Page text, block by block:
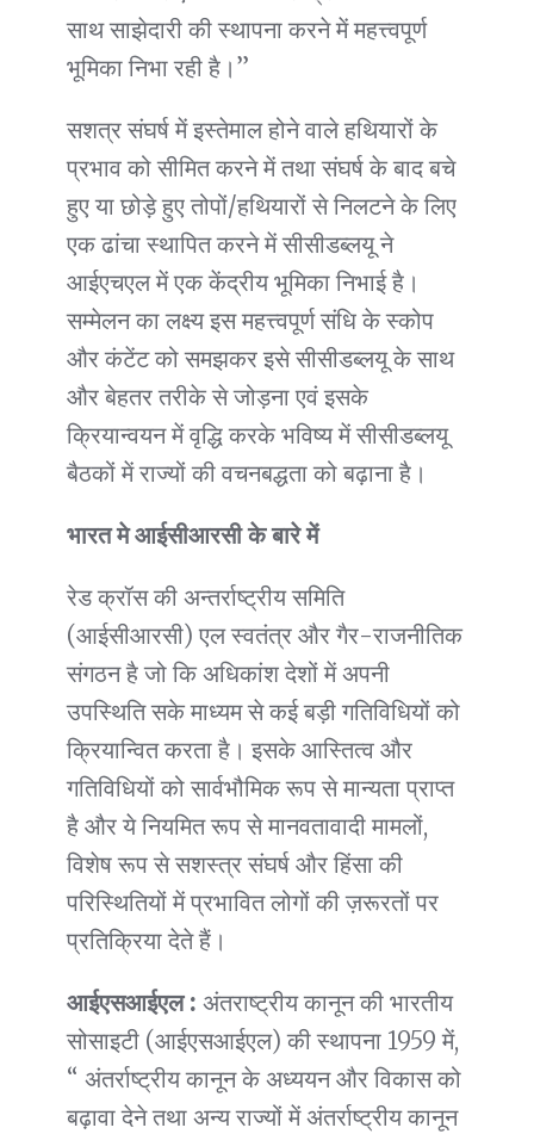
साथ साझेदारी की स्थापना करने में महत्त्वपूर्ण
भूमिका निभा रही है।”
सशत्र संघर्ष में इस्तेमाल होने वाले हथियारों के
प्रभाव को सीमित करने में तथा संघर्ष के बाद बचे
हुए या छोड़े हुए तोपों/हथियारों से निलटने के लिए
एक ढांचा स्थापित करने में सीसीडब्लयू ने
आईएचएल में एक केंद्रीय भूमिका निभाई है।
सम्मेलन का लक्ष्य इस महत्त्वपूर्ण संधि के स्कोप
और कंटेंट को समझकर इसे सीसीडब्लयू के साथ
और बेहतर तरीके से जोड़ना एवं इसके
क्रियान्वयन में वृद्धि करके भविष्य में सीसीडब्लयू
बैठकों में राज्यों की वचनबद्धता को बढ़ाना है।
भारत मे आईसीआरसी के बारे में
रेड क्रॉस की अन्तर्राष्ट्रीय समिति
(आईसीआरसी) एल स्वतंत्र और गैर-राजनीतिक
संगठन है जो कि अधिकांश देशों में अपनी
उपस्थिति सके माध्यम से कई बड़ी गतिविधियों को
क्रियान्वित करता है। इसके आस्तित्व और
गतिविधियों को सार्वभौमिक रूप से मान्यता प्राप्त
है और ये नियमित रूप से मानवतावादी मामलों,
विशेष रूप से सशस्त्र संघर्ष और हिंसा की
परिस्थितियों में प्रभावित लोगों की ज़रूरतों पर
प्रतिक्रिया देते हैं।
आईएसआईएल : अंतराष्ट्रीय कानून की भारतीय
सोसाइटी (आईएसआईएल) की स्थापना 1959 में,
“ अंतर्राष्ट्रीय कानून के अध्ययन और विकास को
बढ़ावा देने तथा अन्य राज्यों में अंतर्राष्ट्रीय कानून